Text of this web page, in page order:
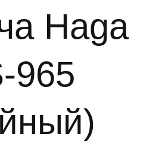
Haga
965